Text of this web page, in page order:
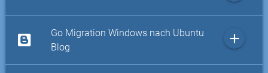
Go Migration Windows nach Ubuntu
Blog
add